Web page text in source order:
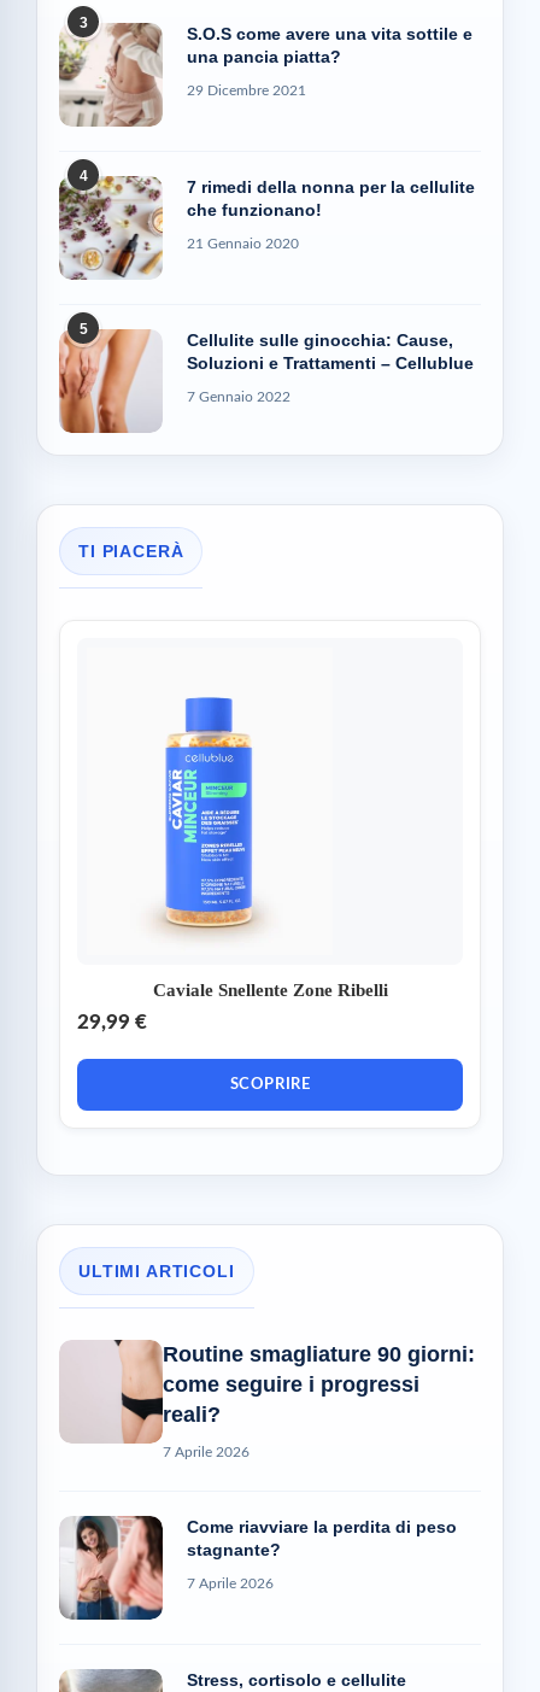
3
S.O.S come avere una vita sottile e
una pancia piatta?
29 Dicembre 2021
4
7 rimedi della nonna per la cellulite
che funzionano!
21 Gennaio 2020
5
Cellulite sulle ginocchia: Cause,
Soluzioni e Trattamenti – Cellublue
7 Gennaio 2022
TI PIACERÀ
Caviale Snellente Zone Ribelli
29,99 €
SCOPRIRE
ULTIMI ARTICOLI
Routine smagliature 90 giorni:
come seguire i progressi
reali?
7 Aprile 2026
Come riavviare la perdita di peso
stagnante?
7 Aprile 2026
Stress, cortisolo e cellulite